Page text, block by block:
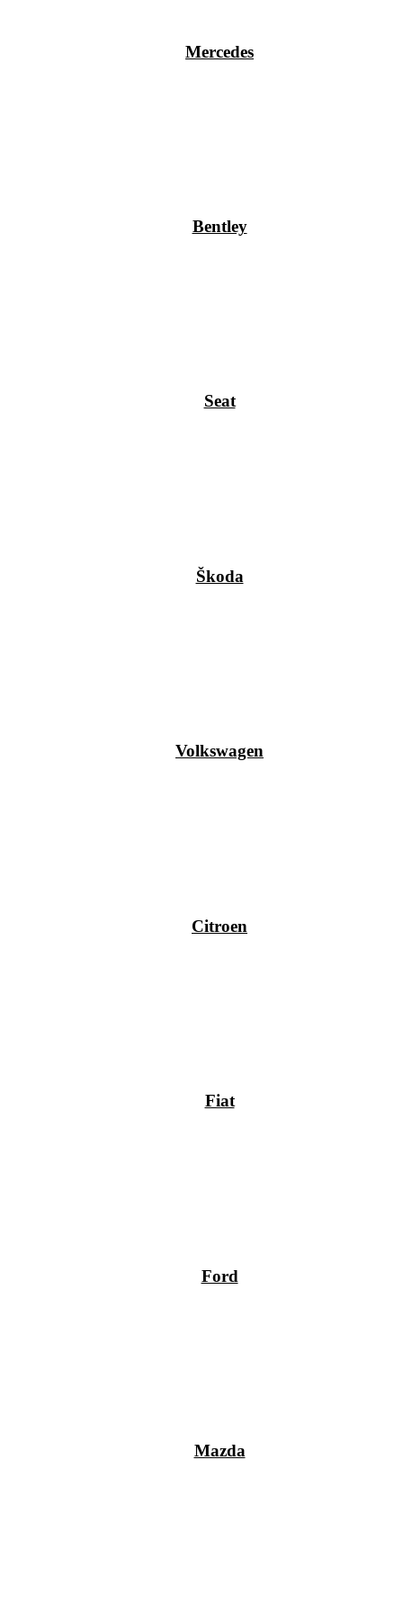
Mercedes
Bentley
Seat
Škoda
Volkswagen
Citroen
Fiat
Ford
Mazda